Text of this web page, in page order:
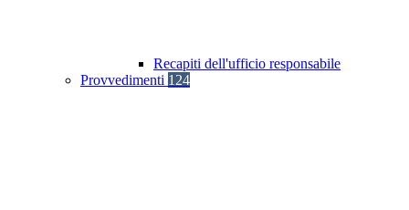
Recapiti dell'ufficio responsabile
Provvedimenti 124